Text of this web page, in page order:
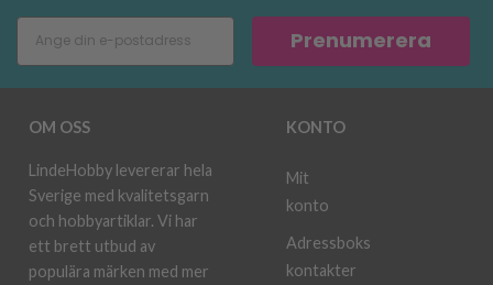
Prenumerera
OM OSS
LindeHobby levererar hela
Sverige med kvalitetsgarn
och hobbyartiklar. Vi har
ett brett utbud av
populära märken med mer
KONTO
Mit
konto
Adressboks
kontakter